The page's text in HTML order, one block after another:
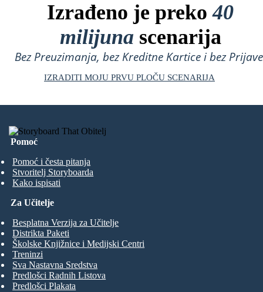
Izrađeno je preko40
milijuna scenarija
Bez Preuzimanja, bez Kreditne Kartice i bez
IZRADITI MOJU PRVU PLOČU SCENARIJA
Pomoć
Pomoć i česta pitanja
Stvoritelj Storyboarda
Kako ispisati
Za Učitelje
Besplatna Verzija za Učitelje
Distrikta Paketi
Školske Knjižnice i Medijski Centri
Treninzi
Sva Nastavna Sredstva
Predlošci Radnih Listova
Predlošci Plakata